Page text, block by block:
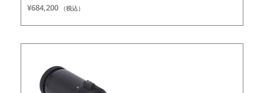
¥684,200 （税込）